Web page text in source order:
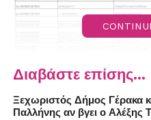
Διαβάστε επίσης...
Ξεχωριστός Δήμος Γέρακα
Παλλήνης αν βγει ο